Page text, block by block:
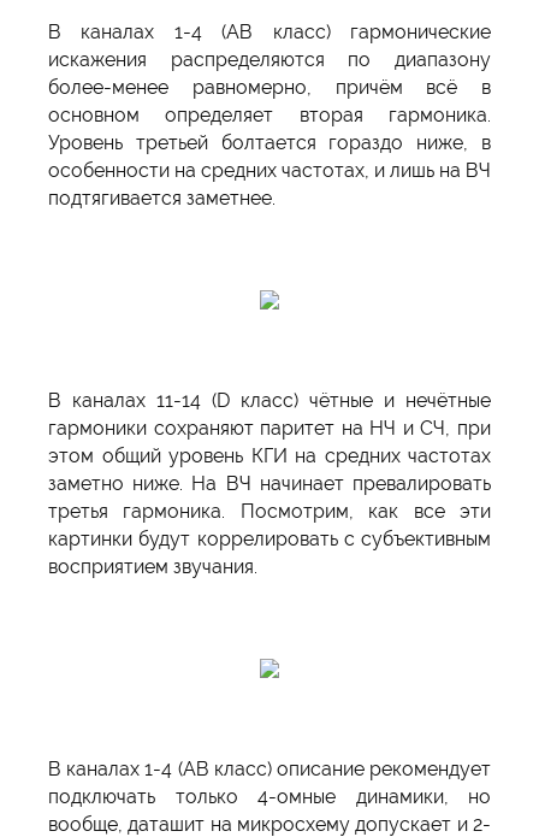
В каналах 1-4 (АВ класс) гармонические
искажения распределяются по диапазону
более-менее равномерно, причём всё в
основном определяет вторая гармоника.
Уровень третьей болтается гораздо ниже, в
особенности на средних частотах, и лишь на ВЧ
подтягивается заметнее.
В каналах 11-14 (D класс) чётные и нечётные
гармоники сохраняют паритет на НЧ и СЧ, при
этом общий уровень КГИ на средних частотах
заметно ниже. На ВЧ начинает превалировать
третья гармоника. Посмотрим, как все эти
картинки будут коррелировать с субъективным
восприятием звучания.
В каналах 1-4 (АВ класс) описание рекомендует
подключать только 4-омные динамики, но
вообще, даташит на микросхему допускает и 2-